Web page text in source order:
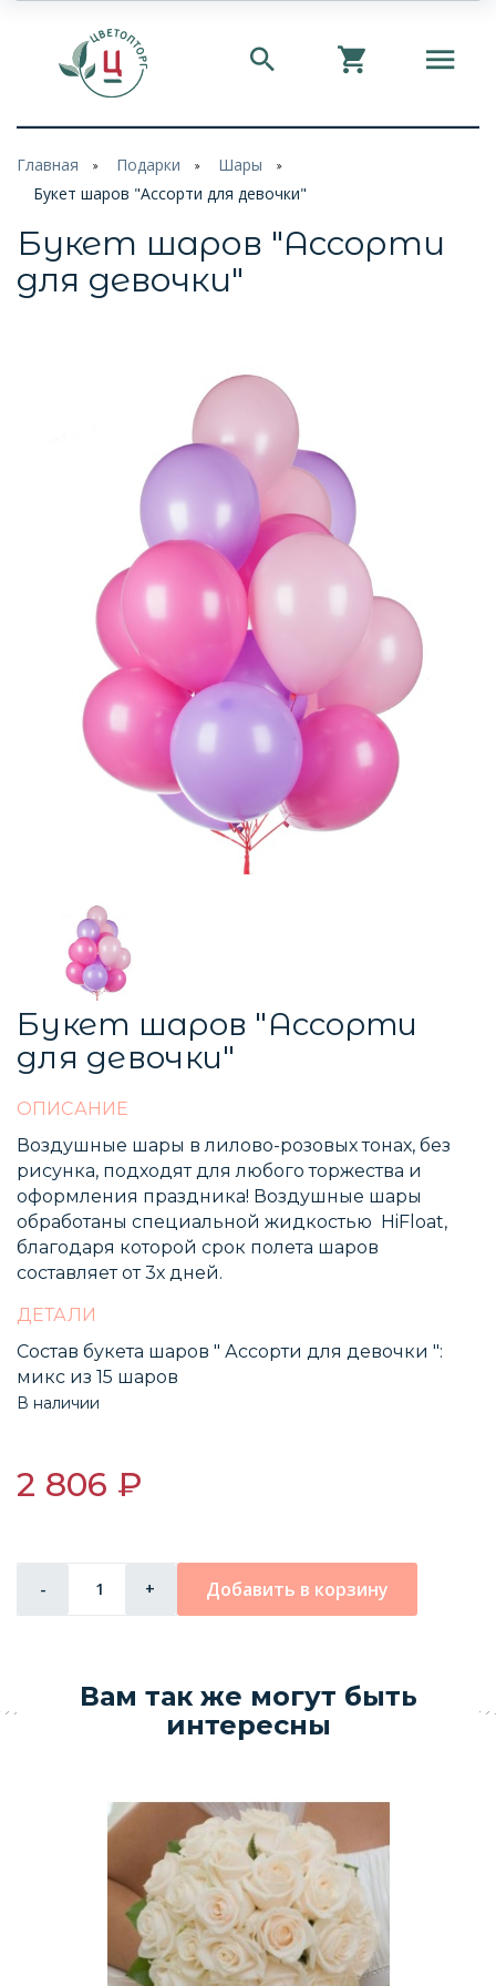
Главная Подарки
Шары
Букет шаров "Ассорти для девочки"
Букет шаров "Ассорти
для девочки"
Букет шаров "Ассорти
для девочки"
ОПИСАНИЕ
Воздушные шары в лилово-розовых тонах, без
рисунка, подходят для любого торжества и
оформления праздника! Воздушные шары
обработаны специальной жидкостью HiFloat,
благодаря которой срок полета шаров
составляет от 3х дней.
ДЕТАЛИ
Состав букета шаров " Ассорти для девочки ":
микс из 15 шаров
В наличии
2 806 ₽
- + Добавить в корзину
Вам так же могут быть
интересны